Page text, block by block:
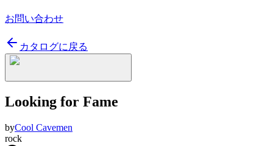
お問い合わせ
カタログに戻る
Looking for Fame
byCool Cavemen
rock